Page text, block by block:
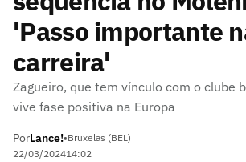
'Passo importante
carreira'
Zagueiro, que tem vínculo com o clube
vive fase positiva na Europa
PorLance!•Bruxelas (BEL)
22/03/202414:02